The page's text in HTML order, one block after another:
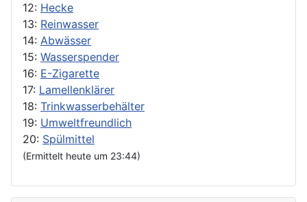
12: Hecke
13: Reinwasser
14: Abwässer
15: Wasserspender
16: E-Zigarette
17: Lamellenklärer
18: Trinkwasserbehälter
19: Umweltfreundlich
20: Spülmittel
(Ermittelt heute um 23:44)